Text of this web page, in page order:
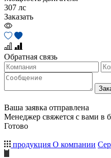
307 лс
Заказать
Обратная связь
Ваша заявка отправлена
Менеджер свяжется с вами в
Готово
продукция О компании